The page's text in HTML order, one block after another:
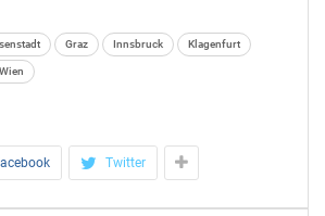
bietet die Erhebung von
für eine gebrauchte 70-80 m²
als griffigen
Graz Innsbruck Klagenfurt
Wien
Twitter